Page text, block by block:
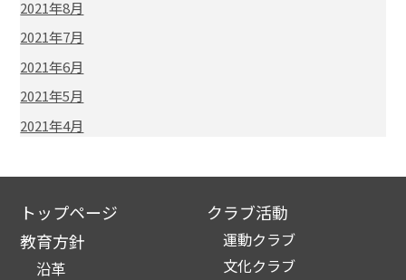
2021年8月
2021年7月
2021年6月
2021年5月
2021年4月
トップページ
教育方針
沿革
クラブ活動
運動クラブ
文化クラブ